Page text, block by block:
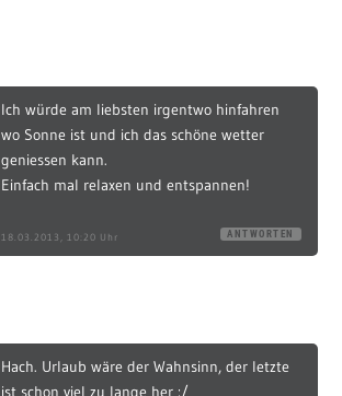
Ich würde am liebsten irgentwo hinfahren
wo Sonne ist und ich das schöne wetter
geniessen kann.
Einfach mal relaxen und entspannen!
18.03.2013, 10:20 Uhr ANTWORTEN
Hach. Urlaub wäre der Wahnsinn, der letzte